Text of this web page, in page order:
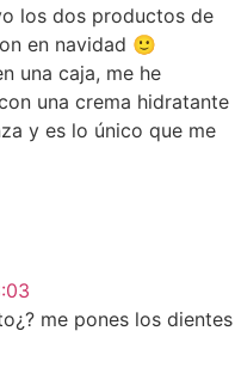
los dos productos de
en navidad 🙂
una caja, me he
una crema hidratante
y es lo único que me
me pones los dientes